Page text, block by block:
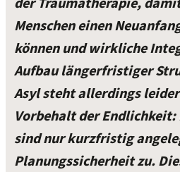
Menschen einen
können und wirkliche
Aufbau längerfristiger
Asyl steht allerdings
Vorbehalt der
sind nur kurzfristig
Planungssicherheit zu.